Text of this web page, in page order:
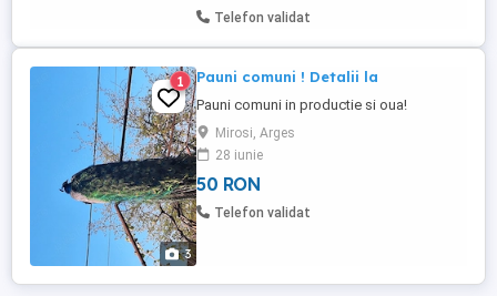
tamburi poloneza 1,05 m, cumparata noua
Telefon validat
3
1 Pauni comuni ! Detalii la
Pauni comuni in productie si oua!
Mirosi, Arges
28 iunie
50 RON
Telefon validat